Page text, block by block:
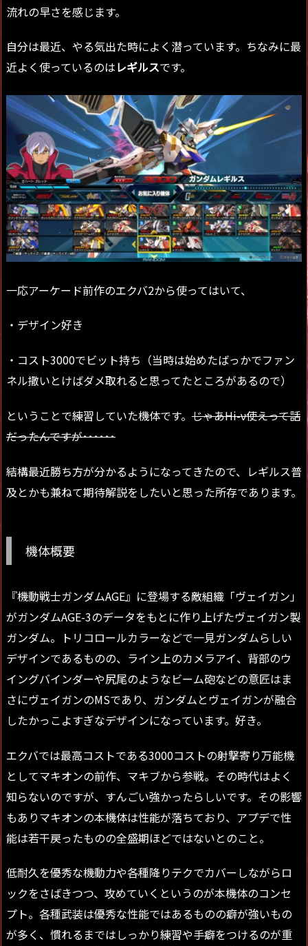
流れの早さを感じます。
自分は最近、やる気出た時によく潜っています。ちなみに最
近よく使っているのはレギルスです。
一応アーケード前作のエクバ2から使ってはいて、
・デザイン好き
・コスト3000でビット持ち（当時は始めたばっかでファン
ネル撒いとけばダメ取れると思ってたところがあるので）
ということで練習していた機体です。 じゃあHi-ν使えって話
だったんですが･･････
結構最近勝ち方が分かるようになってきたので、レギルス普
及とかも兼ねて期待解説をしたいと思った所存であります。
機体概要
『機動戦士ガンダムAGE』に登場する敵組織「ヴェイガン」
がガンダムAGE-3のデータをもとに作り上げたヴェイガン製
ガンダム。トリコロールカラーなどで一見ガンダムらしい
デザインであるものの、ライン上のカメラアイ、背部のウ
イングバインダーや尻尾のようなビーム砲などの意匠はま
さにヴェイガンのMSであり、ガンダムとヴェイガンが融合
したかっこよすぎなデザインになっています。好き。
エクバでは最高コストである3000コストの射撃寄り万能機
としてマキオンの前作、マキブから参戦。その時代はよく
知らないのですが、すんごい強かったらしいです。その影響
もありマキオンの本機体は性能が落ちており、アプデで性
能は若干戻ったものの全盛期ほどではないとのこと。
低耐久を優秀な機動力や各種降りテクでカバーしながらロ
ックをさばきつつ、攻めていくというのが本機体のコンセ
プト。各種武装は優秀な性能ではあるものの癖が強いもの
が多く、慣れるまではしっかり練習や手癖をつけるのが重